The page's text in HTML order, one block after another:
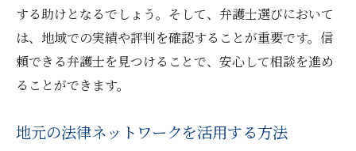
する助けとなるでしょう。そして、弁護士選びにおいて
は、地域での実績や評判を確認することが重要です。信
頼できる弁護士を見つけることで、安心して相談を進め
ることができます。
地元の法律ネットワークを活用する方法